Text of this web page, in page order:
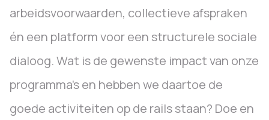
arbeidsvoorwaarden, collectieve afspraken
én een platform voor een structurele sociale
dialoog. Wat is de gewenste impact van onze
programma’s en hebben we daartoe de
goede activiteiten op de rails staan? Doe en